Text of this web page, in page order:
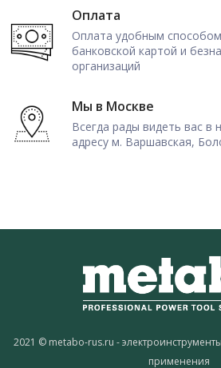
Оплата
Оплата удобным
банковской картой и
организаций
Мы в Москве
Всегда рады видеть вас в
адресу м. Варшавская,
2021 © metabo-rus.ru -
применения